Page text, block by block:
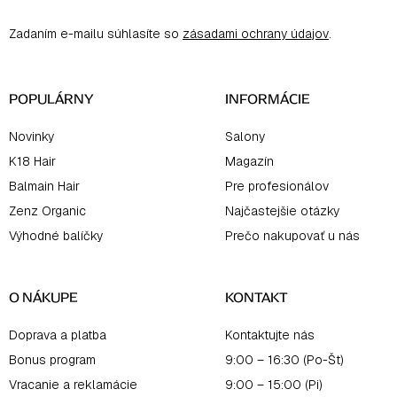
ä
e
Zadaním e-mailu súhlasíte so zásadami ochrany údajov.
POPULÁRNY
Novinky
K18 Hair
Balmain Hair
Zenz Organic
Výhodné balíčky
INFORMÁCIE
Salony
Magazín
Pre profesionálov
Najčastejšie otázky
Prečo nakupovať u nás
O NÁKUPE
Doprava a platba
Bonus program
Vracanie a reklamácie
KONTAKT
Kontaktujte nás
9:00 – 16:30 (Po-Št)
9:00 – 15:00 (Pi)